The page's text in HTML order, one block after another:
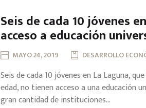
Seis de cada 10 jóvenes
acceso a educación
MAYO 24, 2019 DESARROLLO
Seis de cada 10 jóvenes en La Laguna,
edad, no tienen acceso a una educación
gran cantidad de instituciones...